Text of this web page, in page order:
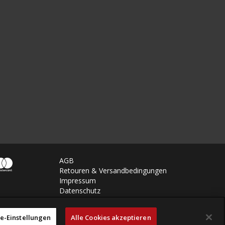
AGB
Retouren & Versandbedingungen
Impressum
Datenschutz
Einstellungen Alle Cookies akzeptieren